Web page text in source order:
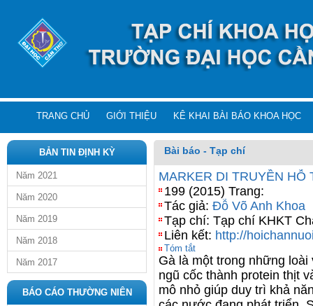
TRANG CHỦ GIỚI THIỆU KÊ KHAI BÀI BÁO KHOA HỌC
BẢN TIN ĐỊNH KỲ
Năm 2021
Năm 2020
Năm 2019
Năm 2018
Năm 2017
BÁO CÁO THƯỜNG NIÊN
Bài báo - Tạp chí
MARKER DI TRUYỀN HỖ
199 (2015) Trang:
Tác giả: Đỗ Võ Anh Khoa
Tạp chí: Tạp chí KHKT
Liên kết: http://
Tóm tắt
Gà là một trong những
ngũ cốc thành protein thịt
mô nhỏ giúp duy trì khả